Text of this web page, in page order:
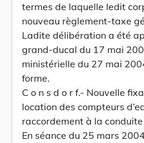
termes de laquelle ledit
nouveau règlement-taxe
Ladite délibération a été
grand-ducal du 17 mai
ministérielle du 27 mai
forme.
C o n s d o r f.- Nouvelle
location des compteurs
raccordement à la conduite
En séance du 25 mars